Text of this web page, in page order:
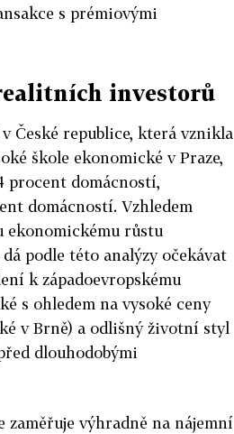
s prémiovými
investorů
České republice, která vznikla
škole ekonomické v Praze,
procent domácností,
domácností. Vzhledem
ekonomickému růstu
podle této analýzy očekávat
k západoevropskému
s ohledem na vysoké ceny
v Brně) a odlišný životní styl
dlouhodobými
výhradně na nájemní